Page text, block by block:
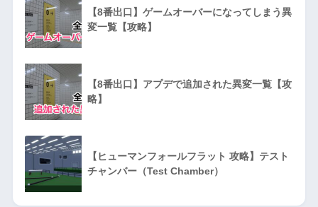
【8番出口】ゲームオーバーになってしまう異
変一覧【攻略】
【8番出口】アプデで追加された異変一覧【攻
略】
【ヒューマンフォールフラット 攻略】テスト
チャンバー（Test Chamber）